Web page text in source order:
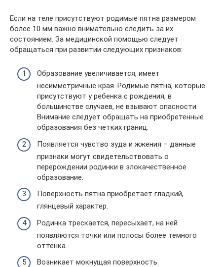
Если на теле присутствуют родимые пятна размером
более 10 мм важно внимательно следить за их
состоянием. За медицинской помощью следует
обращаться при развитии следующих признаков:
Образование увеличивается, имеет
несимметричные края. Родимые пятна, которые
присутствуют у ребенка с рождения, в
большинстве случаев, не взывают опасности.
Внимание следует обращать на приобретенные
образования без четких границ.
Появляется чувство зуда и жжения – данные
признаки могут свидетельствовать о
перерождении родинки в злокачественное
образование.
Поверхность пятна приобретает гладкий,
глянцевый характер.
Родинка трескается, пересыхает, на ней
появляются точки или полосы более темного
оттенка.
Возникает мокнущая поверхность.